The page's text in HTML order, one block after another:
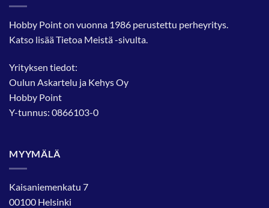
Hobby Point on vuonna 1986 perustettu perheyritys.
Katso lisääTietoa Meistä-sivulta.
Yrityksen tiedot:
Oulun Askartelu ja Kehys Oy
Hobby Point
Y-tunnus: 0866103-0
MYYMÄLÄ
Kaisaniemenkatu 7
00100 Helsinki